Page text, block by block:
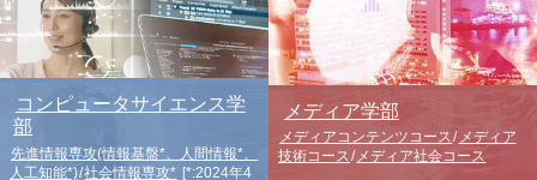
コンピュータサイエンス学
部
先進情報専攻(情報基盤*、人間情報*、
人工知能*)/社会情報専攻* [*:2024年4
メディア学部
メディアコンテンツコース/ メディア
技術コース/ メディア社会コース